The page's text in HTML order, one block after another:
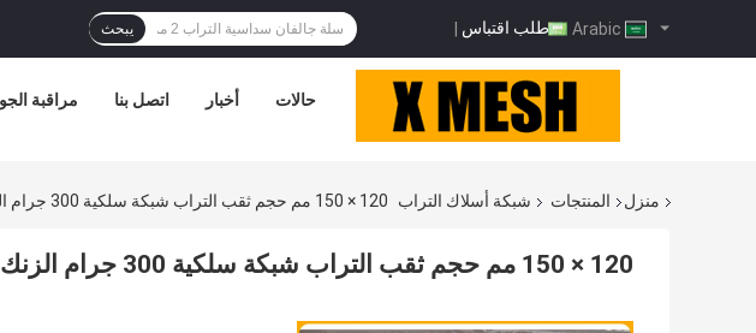
طلب اقتباس | يبحث
مراقبة اتصل بنا أخبار حالات
منزل المنتجات شبكة أسلاك التراب 120 × 150 مم حجم ثقب التراب شبكة سلكية 300 جرام الزنك لمنع تكسر الصخور
120 × 150 مم حجم ثقب التراب شبكة سلكية 300 جرام الزنك لمنع تكسر الصخور